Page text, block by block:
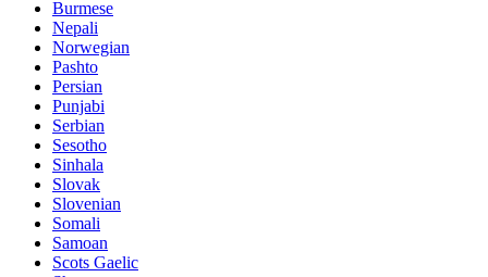
Burmese
Nepali
Norwegian
Pashto
Persian
Punjabi
Serbian
Sesotho
Sinhala
Slovak
Slovenian
Somali
Samoan
Scots Gaelic